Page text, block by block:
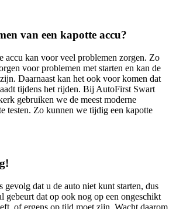
van een kapotte accu?
accu kan voor veel problemen zorgen. Zo
voor problemen met starten en kan de
Daarnaast kan het ook voor komen dat
tijdens het rijden. Bij AutoFirst Swart
gebruiken we de meest moderne
testen. Zo kunnen we tijdig een kapotte
gevolg dat u de auto niet kunt starten, dus
gebeurt dat op ook nog op een ongeschikt
of ergens op tijd moet zijn. Wacht daarom